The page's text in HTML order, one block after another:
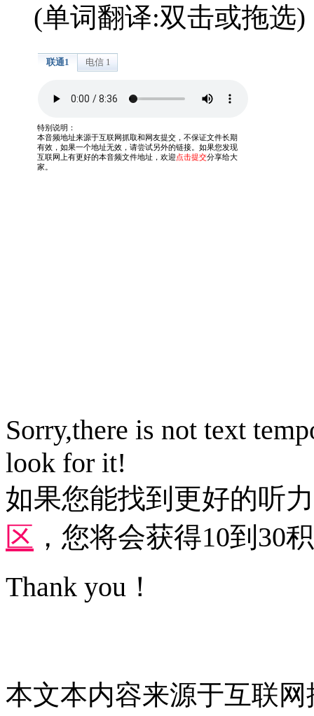
(单词翻译:双击或拖选)
Sorry,there is not text
look for it!
如果您能找到更好的听
区 ，您将会获得10到30
Thank you！
本文本内容来源于互联